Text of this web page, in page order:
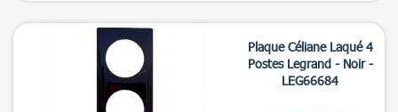
Aperçu rapide
Plaque Céliane Laqué 4
Postes Legrand - Noir -
LEG66684